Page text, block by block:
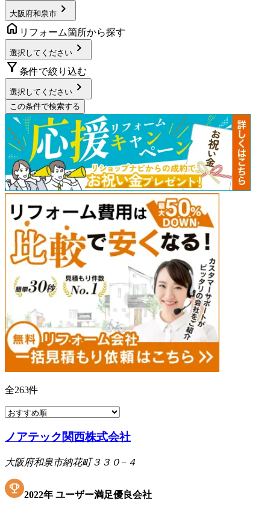
大阪府和泉市 chevron_right
home リフォーム箇所から探す
選択してください chevron_right
filter_alt 条件で絞り込む
選択してください chevron_right
この条件で検索する
全263件
ノアテック関西株式会社
大阪府和泉市納花町３３０−４
2022年 ユーザー満足優良会社